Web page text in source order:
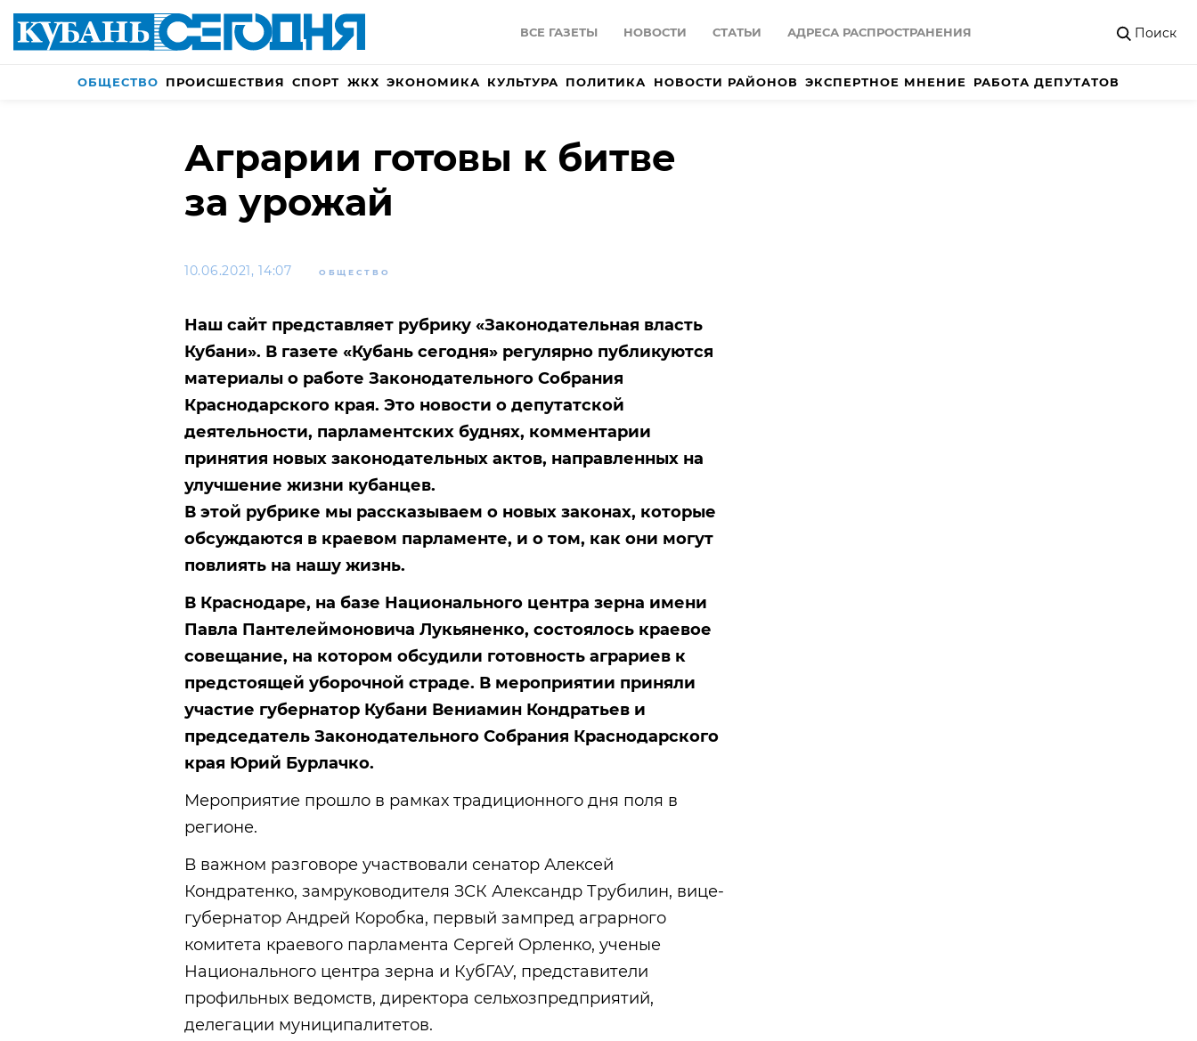
ВСЕ ГАЗЕТЫ НОВОСТИ СТАТЬИ АДРЕСА РАСПРОСТРАНЕНИЯ Поиск
ОБЩЕСТВО ПРОИСШЕСТВИЯ СПОРТ ЖКХ ЭКОНОМИКА КУЛЬТУРА ПОЛИТИКА НОВОСТИ РАЙОНОВ ЭКСПЕРТНОЕ МНЕНИЕ РАБОТА ДЕПУТАТОВ
Аграрии готовы к битве
за урожай
10.06.2021, 14:07 ОБЩЕСТВО
Наш сайт представляет рубрику «Законодательная власть
Кубани». В газете «Кубань сегодня» регулярно публикуются
материалы о работе Законодательного Собрания
Краснодарского края. Это новости о депутатской
деятельности, парламентских буднях, комментарии
принятия новых законодательных актов, направленных на
улучшение жизни кубанцев.
В этой рубрике мы рассказываем о новых законах, которые
обсуждаются в краевом парламенте, и о том, как они могут
повлиять на нашу жизнь.
В Краснодаре, на базе Национального центра зерна имени
Павла Пантелеймоновича Лукьяненко, состоялось краевое
совещание, на котором обсудили готовность аграриев к
предстоящей уборочной страде. В мероприятии приняли
участие губернатор Кубани Вениамин Кондратьев и
председатель Законодательного Собрания Краснодарского
края Юрий Бурлачко.
Мероприятие прошло в рамках традиционного дня поля в
регионе.
В важном разговоре участвовали сенатор Алексей
Кондратенко, замруководителя ЗСК Александр Трубилин, вице-
губернатор Андрей Коробка, первый зампред аграрного
комитета краевого парламента Сергей Орленко, ученые
Национального центра зерна и КубГАУ, представители
профильных ведомств, директора сельхозпредприятий,
делегации муниципалитетов.